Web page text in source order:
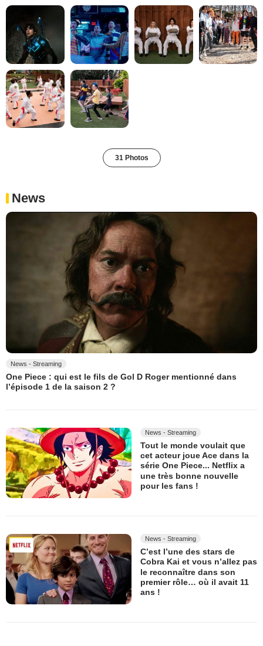
31 Photos
News
News - Streaming
One Piece : qui est le fils de Gol D Roger mentionné dans
l’épisode 1 de la saison 2 ?
News - Streaming
Tout le monde voulait que
cet acteur joue Ace dans la
série One Piece... Netflix a
une très bonne nouvelle
pour les fans !
News - Streaming
C’est l’une des stars de
Cobra Kai et vous n’allez pas
le reconnaître dans son
premier rôle… où il avait 11
ans !